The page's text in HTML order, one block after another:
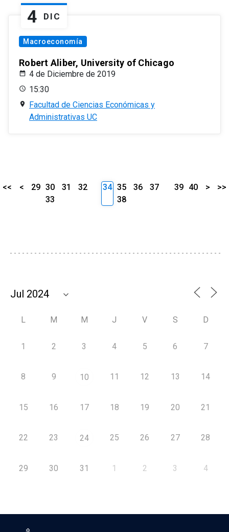
4 DIC
Macroeconomía
Robert Aliber, University of Chicago
4 de Diciembre de 2019
15:30
Facultad de Ciencias Económicas y
Administrativas UC
<< < 29 30 31
32
33
34 35 36
37
38
39 40 > >>
L M M J V S D
1 2 3 4 5 6 7
8 9 10 11 12 13 14
15 16 17 18 19 20 21
22 23 24 25 26 27 28
29 30 31 1 2 3 4